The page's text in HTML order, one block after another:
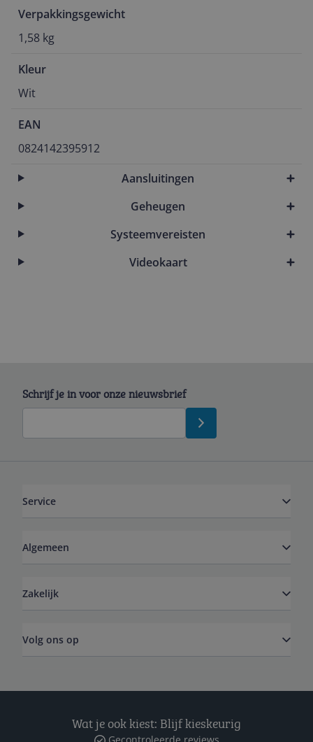
Verpakkingsgewicht
1,58 kg
Kleur
Wit
EAN
0824142395912
Aansluitingen
Geheugen
Systeemvereisten
Videokaart
Schrijf je in voor onze nieuwsbrief
Service
Algemeen
Zakelijk
Volg ons op
Wat je ook kiest: Blijf kieskeurig